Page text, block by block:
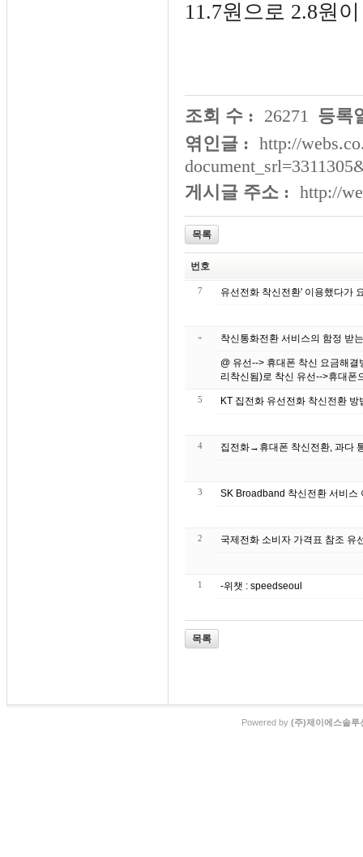
11.7원으로 2.8원
조회 수 : 26271 등록
엮인글 : http://
게시글 주소 : http://
목록
번호
7
»
@ 유선--> 휴대폰 착신 요금해
리착신됨)로 착신 유선-->휴대
5
4
3 SK Broadband 착신전환 서비스
2 국제전화 소비자 가격표 참조 유
1 -위챗 : speedseoul
목록
Powered by (주)제이에스솔루